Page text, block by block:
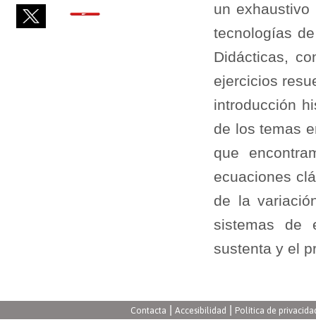
un
tecnologías
Didácticas,
ejercicios
introducción
de los temas
que
ecuaciones
de la
sistemas de
sustenta y el
Contacta Accesibilidad Política de